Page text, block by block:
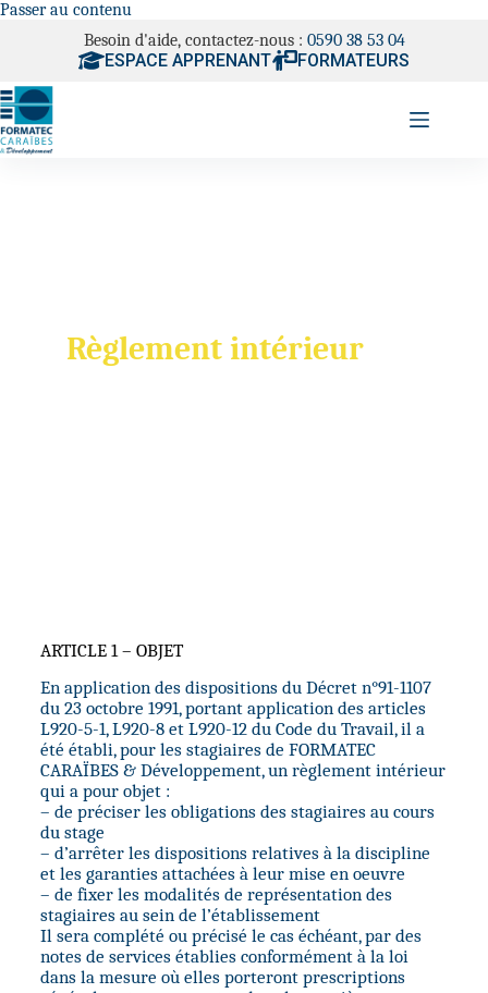
Passer au contenu
Besoin d'aide, contactez-nous : 0590 38 53 04
ESPACE APPRENANT FORMATEURS
Règlement intérieur
ARTICLE 1 – OBJET
En application des dispositions du Décret n°91-1107
du 23 octobre 1991, portant application des articles
L920-5-1, L920-8 et L920-12 du Code du Travail, il a
été établi, pour les stagiaires de FORMATEC
CARAÏBES & Développement, un règlement intérieur
qui a pour objet :
– de préciser les obligations des stagiaires au cours
du stage
– d’arrêter les dispositions relatives à la discipline
et les garanties attachées à leur mise en oeuvre
– de fixer les modalités de représentation des
stagiaires au sein de l’établissement
Il sera complété ou précisé le cas échéant, par des
notes de services établies conformément à la loi
dans la mesure où elles porteront prescriptions